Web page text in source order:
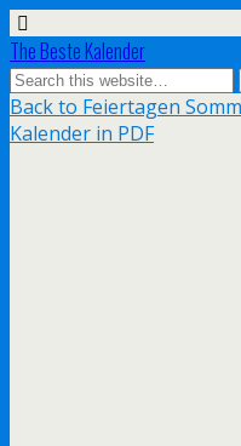
The Beste Kalender
Back to Feiertagen
Kalender in PDF